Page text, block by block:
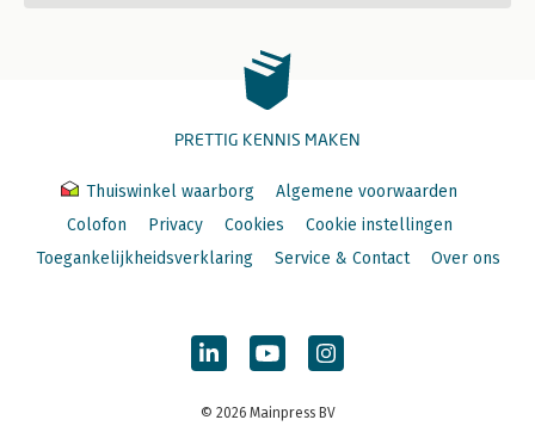
PRETTIG KENNIS MAKEN
Thuiswinkel waarborg
Algemene voorwaarden
Colofon
Privacy Cookies
Cookie instellingen
Toegankelijkheidsverklaring
Service & Contact Over ons
© 2026 Mainpress BV